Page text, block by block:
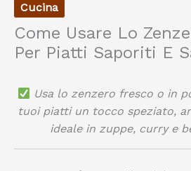
Cucina
Come Usare Lo
Per Piatti Saporiti E
Usa lo zenzero fresco o in
tuoi piatti un tocco speziato,
ideale in zuppe, curry e